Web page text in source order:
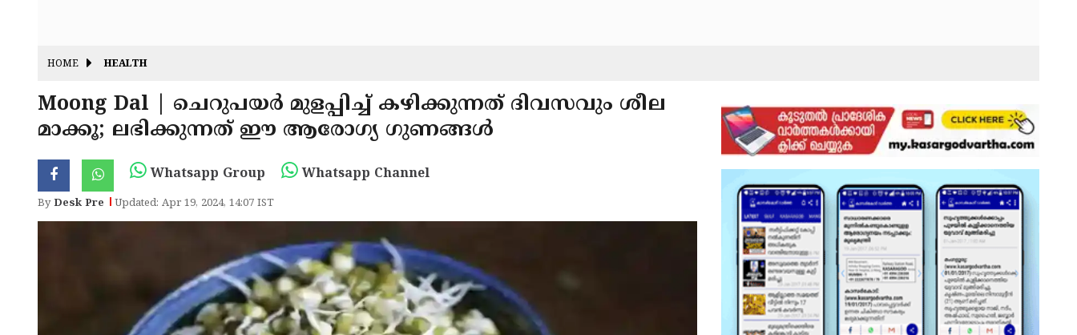
HOME HEALTH
Moong Dal | ചെറുപയര്‍ മുളപ്പിച്ച് കഴിക്കുന്നത് ദിവസവും ശീല
മാക്കൂ; ലഭിക്കുന്നത് ഈ ആരോഗ്യ ഗുണങ്ങള്‍
Whatsapp Group Whatsapp Channel
ByDesk Pre Updated: Apr 19, 2024, 14:07 IST